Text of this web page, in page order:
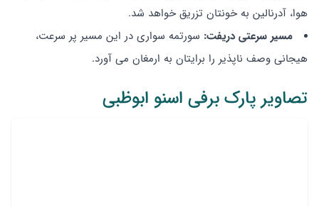
هوا، آدرنالین به خونتان تزریق خواهد شد.
مسیر سرعتی دریفت: سورتمه سواری در این مسیر پر سرعت،
هیجانی وصف ناپذیر را برایتان به ارمغان می آورد.
تصاویر پارک برفی اسنو ابوظبی